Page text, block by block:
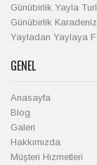
Günübirlik Yayla
Günübirlik Karadeniz
Yayladan Yaylaya
GENEL
Anasayfa
Blog
Galeri
Hakkımızda
Müşteri Hizmetleri